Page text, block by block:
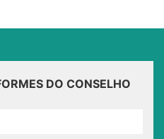
DO CONSELHO